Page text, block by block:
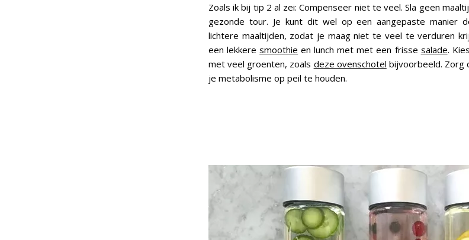
Zoals ik bij tip 2 al zei: Compenseer niet te veel. Sla geen
gezonde tour. Je kunt dit wel op een aangepaste manier
lichtere maaltijden, zodat je maag niet te veel te verduren
een lekkeresmoothie en lunch met met een frisse salade.
met veel groenten, zoals deze ovenschotel bijvoorbeeld. Zorg
je metabolisme op peil te houden.